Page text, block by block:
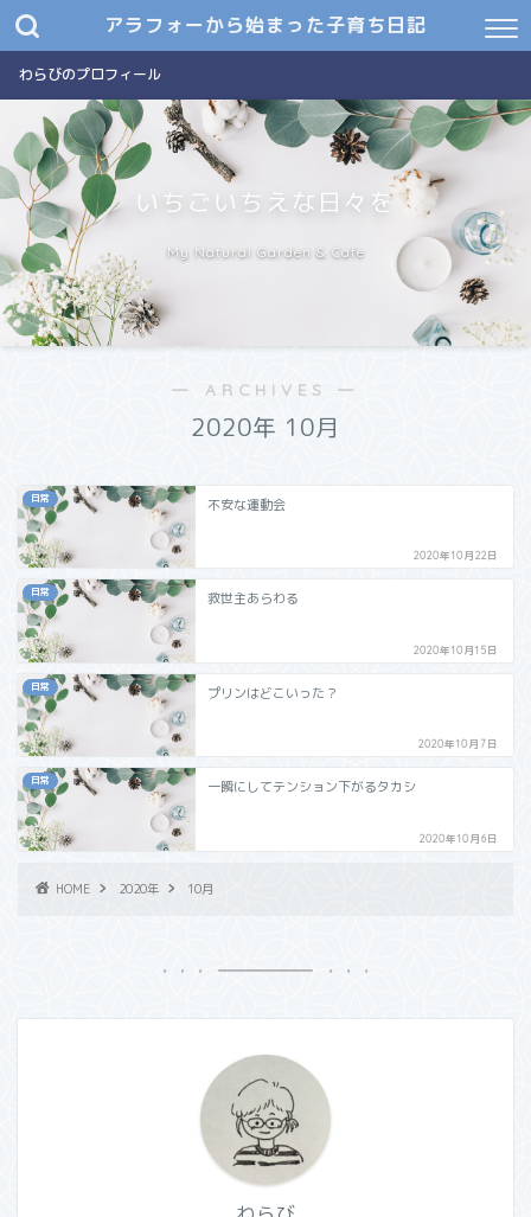
アラフォーから始まった子育ち日記
わらびのプロフィール
いちごいちえな日々を
My Natural Garden & Cafe
― ARCHIVES ―
2020年 10月
日常 不安な運動会
2020年10月22日
日常 救世主あらわる
2020年10月15日
日常 プリンはどこいった？
2020年10月7日
日常 一瞬にしてテンション下がるタカシ
2020年10月6日
HOME 2020年 10月